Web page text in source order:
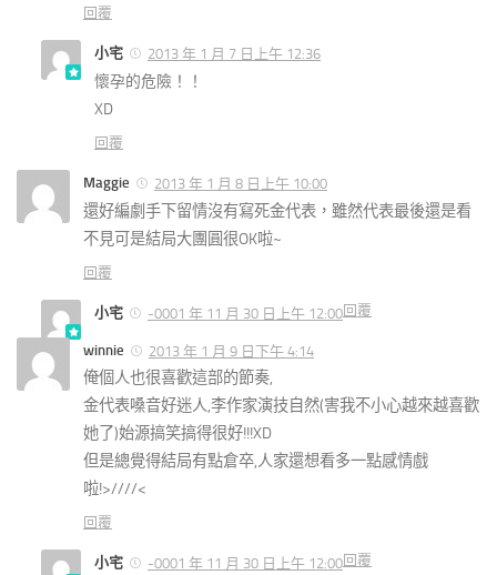
回覆
小宅 2013 年 1 月 7 日上午 12:36
懷孕的危險！！
XD
回覆
Maggie 2013 年 1 月 8 日上午 10:00
還好編劇手下留情沒有寫死金代表，雖然代表最後還是看
不見可是結局大團圓很OK啦~
回覆
小宅 -0001 年 11 月 30 日上午 12:00回覆
winnie 2013 年 1 月 9 日下午 4:14
俺個人也很喜歡這部的節奏,
金代表嗓音好迷人,李作家演技自然(害我不小心越來越喜歡
她了)始源搞笑搞得很好!!!XD
但是總覺得結局有點倉卒,人家還想看多一點感情戲
啦!>////<
回覆
小宅 -0001 年 11 月 30 日上午 12:00回覆